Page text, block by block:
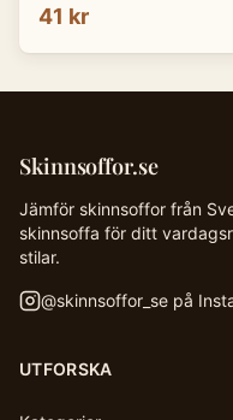
41 kr
Skinnsoffor.se
Jämför skinnsoffor från
skinnsoffa för ditt
stilar.
@skinnsoffor_se på
UTFORSKA